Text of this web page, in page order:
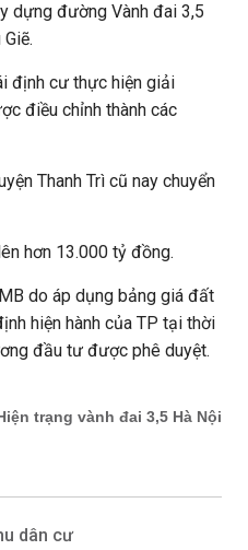
dựng đường Vành đai 3,5
định cư thực hiện giải
điều chỉnh thành các
Thanh Trì cũ nay chuyển
hơn 13.000 tỷ đồng.
do áp dụng bảng giá đất
hiện hành của TP tại thời
đầu tư được phê duyệt.
dân cư